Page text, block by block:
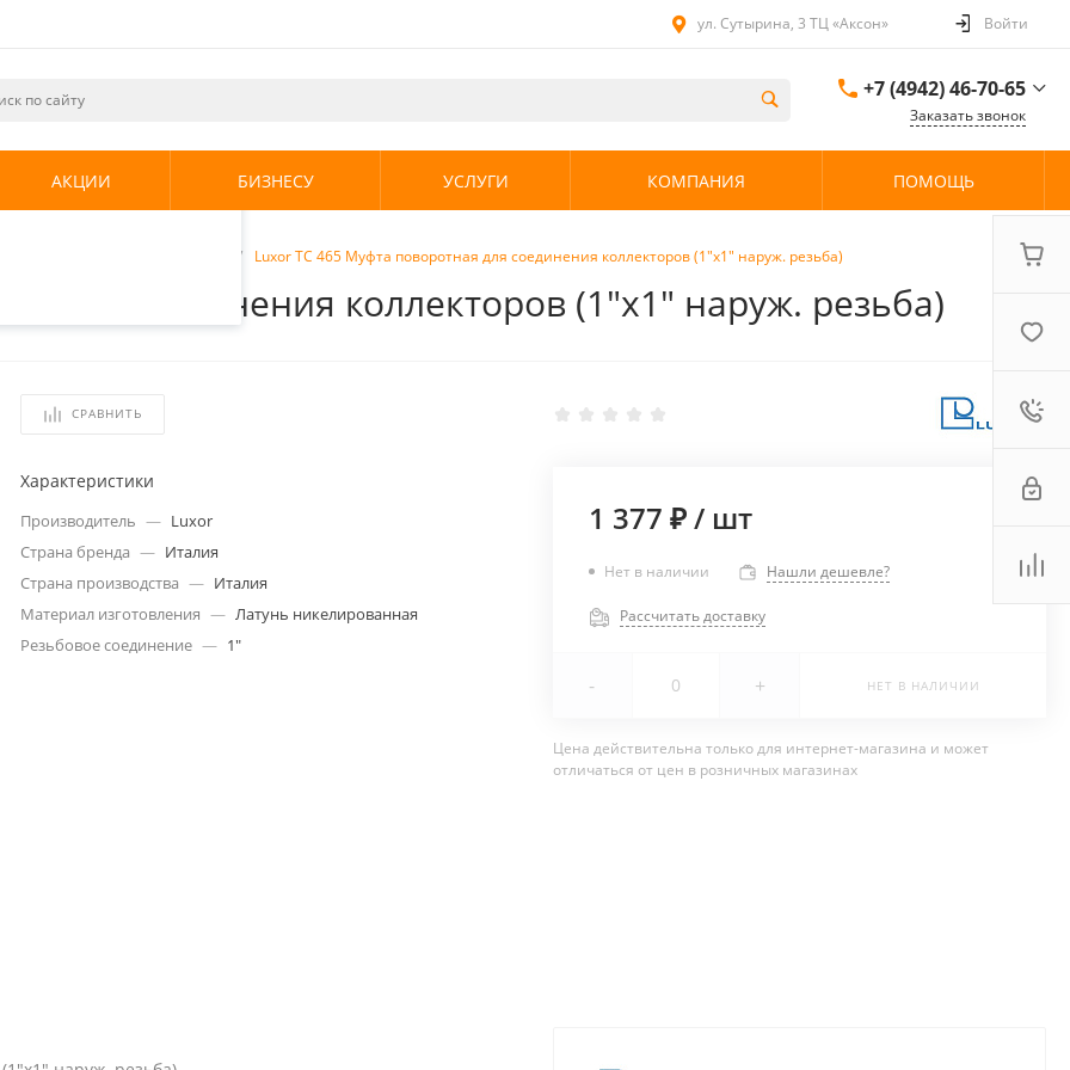
и
использования.
.
ул. Сутырина, 3 ТЦ «Аксон» Войти
+7 (4942) 46-70-65
ул. Сутырина, 3 ТЦ
Заказать звонок
АКЦИИ БИЗНЕСУ УСЛУГИ КОМПАНИЯ ПОМОЩЬ
/ Luxor TC 465 Муфта поворотная для соединения коллекторов (1"x1" наруж. резьба)
для соединения коллекторов (1"x1" наруж. резьба)
СРАВНИТЬ
Характеристики
Производитель — Luxor
Страна бренда — Италия
Страна производства — Италия
Материал изготовления — Латунь никелированная
Резьбовое соединение — 1"
1 377 ₽/ шт
Нет в наличии Нашли дешевле?
Рассчитать доставку
- + НЕТ В НАЛИЧИИ
Цена действительна только для интернет-магазина и может
отличаться от цен в розничных магазинах